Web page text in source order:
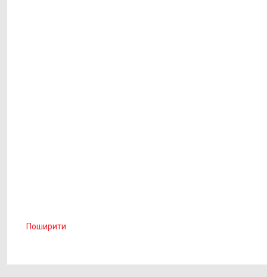
Поширити